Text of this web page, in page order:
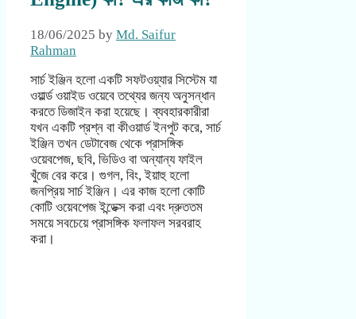
18/06/2025 by Md. Saifur
Rahman
সার্চ ইঞ্জিন হলো একটি সফটওয়্যার সিস্টেম যা
ওয়ার্ল্ড ওয়াইড ওয়েবে তথ্যের জন্য অনুসন্ধান
করতে ডিজাইন করা হয়েছে। ব্যবহারকারীরা
যখন একটি প্রশ্ন বা কীওয়ার্ড ইনপুট করে, সার্চ
ইঞ্জিন তখন ডেটাবেজ থেকে প্রাসঙ্গিক
ওয়েবপেজ, ছবি, ভিডিও বা অন্যান্য ফাইল
খুঁজে বের করে। গুগল, বিং, ইয়াহু হলো
জনপ্রিয় সার্চ ইঞ্জিন। এর কাজ হলো কোটি
কোটি ওয়েবপেজ ইন্ডেক্স করা এবং দ্রুততম
সময়ে সবচেয়ে প্রাসঙ্গিক ফলাফল সরবরাহ
করা।